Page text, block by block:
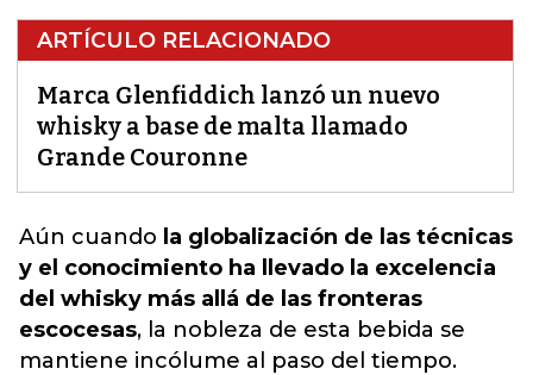
ARTÍCULO RELACIONADO
Marca Glenfiddich lanzó un nuevo
whisky a base de malta llamado
Grande Couronne
Aún cuando la globalización de las técnicas
y el conocimiento ha llevado la excelencia
del whisky más allá de las fronteras
escocesas, la nobleza de esta bebida se
mantiene incólume al paso del tiempo.